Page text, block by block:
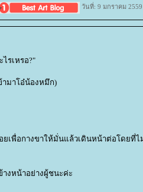
วันที่: 9 มกราคม 2559
รเหรอ?"
ามาโอ๋น้องหมึก)
เพื่อกางขาให้มั่นแล้วเดินหน้าต่อโดยที่
งหน้าอย่างผู้ชนะค่ะ